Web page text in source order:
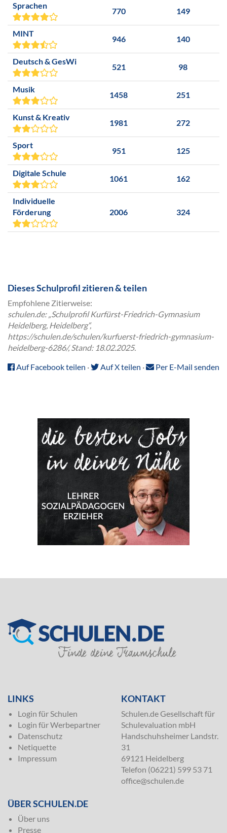
Sprachen
770 149
MINT
946 140
Deutsch & GesWi
521 98
Musik
1458 251
Kunst & Kreativ
1981 272
Sport
951 125
Digitale Schule
1061 162
Individuelle
Förderung
2006 324
Dieses Schulprofil zitieren & teilen
Empfohlene Zitierweise:
schulen.de: „Schulprofil Kurfürst-Friedrich-Gymnasium
Heidelberg, Heidelberg“,
https://schulen.de/schulen/kurfuerst-friedrich-gymnasium-
heidelberg-6286/, Stand: 18.02.2025.
Auf Facebook teilen · Auf X teilen · Per E-Mail senden
LINKS
Login für Schulen
Login für Werbepartner
Datenschutz
Netiquette
Impressum
KONTAKT
Schulen.de Gesellschaft für
Schulevaluation mbH
Handschuhsheimer Landstr.
31
69121 Heidelberg
Telefon (06221) 599 53 71
office@schulen.de
ÜBER SCHULEN.DE
Über uns
Presse